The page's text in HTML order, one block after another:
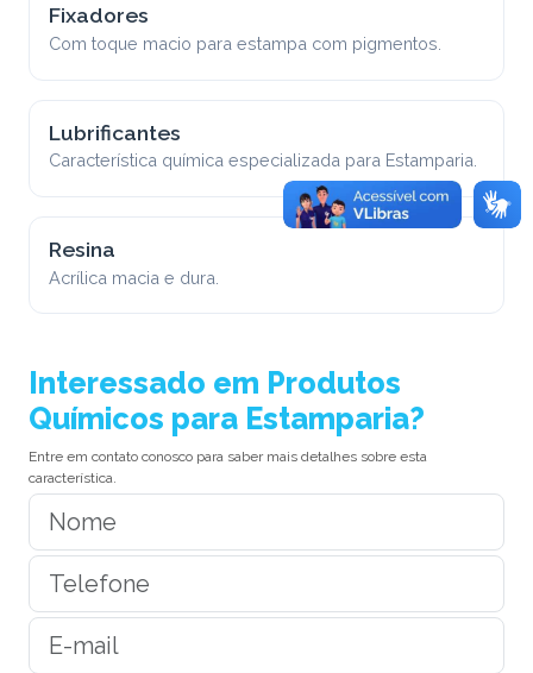
Fixadores
Com toque macio para estampa com pigmentos.
Lubrificantes
Característica química especializada para Estamparia.
Resina
Acrílica macia e dura.
Interessado em Produtos
Químicos para Estamparia?
Entre em contato conosco para saber mais detalhes sobre esta
característica.